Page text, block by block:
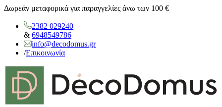
Δωρεάν μεταφορικά για παραγγελίες άνω των 100 €
2382 029240
& 6948549786
info@decodomus.gr
/Επικοινωνία